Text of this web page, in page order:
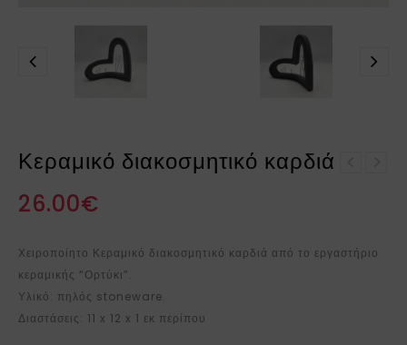
Κεραμικό διακοσμητικό καρδιά
26.00€
Χειροποίητο Κεραμικό διακοσμητικό καρδιά από το εργαστήριο
κεραμικής “Ορτύκι”.
Υλικό: πηλός stoneware.
Διαστάσεις: 11 x 12 x 1 εκ περίπου